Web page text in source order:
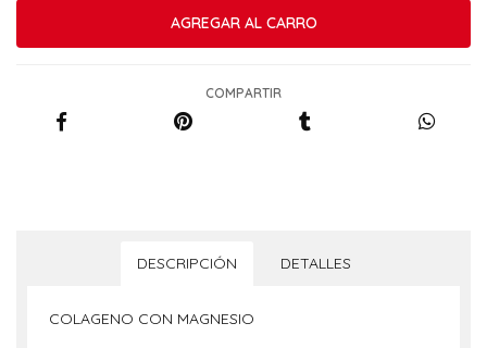
COMPARTIR
DESCRIPCIÓN DETALLES
COLAGENO CON MAGNESIO